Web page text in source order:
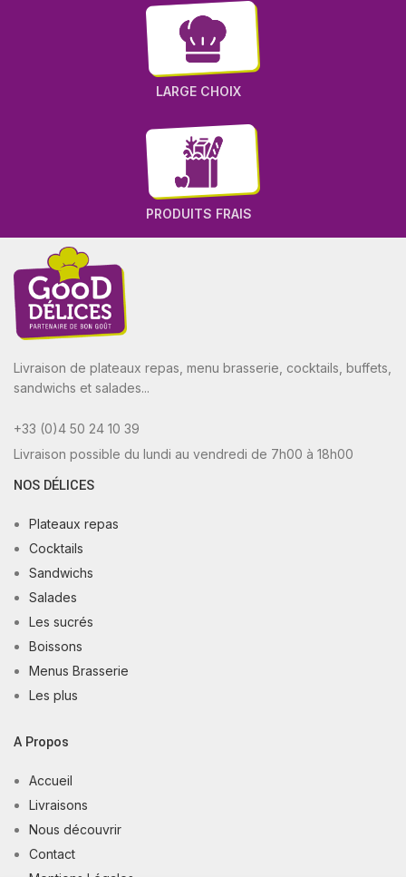
LARGE CHOIX
PRODUITS FRAIS
Livraison de plateaux repas, menu brasserie, cocktails, buffets,
sandwichs et salades...
+33 (0)4 50 24 10 39
Livraison possible du lundi au vendredi de 7h00 à 18h00
NOS DÉLICES
Plateaux repas
Cocktails
Sandwichs
Salades
Les sucrés
Boissons
Menus Brasserie
Les plus
A Propos
Accueil
Livraisons
Nous découvrir
Contact